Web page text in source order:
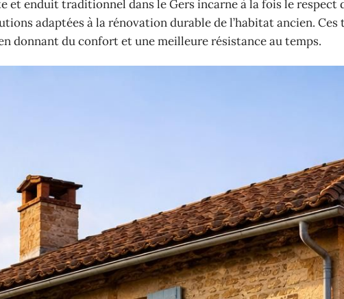
et enduit traditionnel dans le Gers incarne à la fois le
adaptées à la rénovation durable de l’habitat ancien.
donnant du confort et une meilleure résistance au temps.